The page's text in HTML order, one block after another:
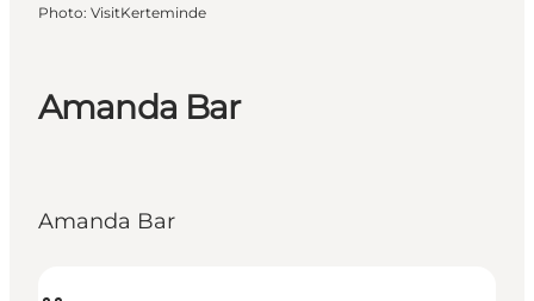
Amanda Bar
Amanda Bar
Photo: VisitKerteminde